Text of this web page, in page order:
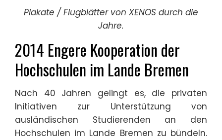
Plakate / Flugblätter von XENOS durch die
Jahre.
2014 Engere Kooperation der
Hochschulen im Lande Bremen
Nach 40 Jahren gelingt es, die privaten
Initiativen zur Unterstützung von
ausländischen Studierenden an den
Hochschulen im Lande Bremen zu bündeln.